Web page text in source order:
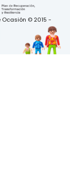
© 2015 -